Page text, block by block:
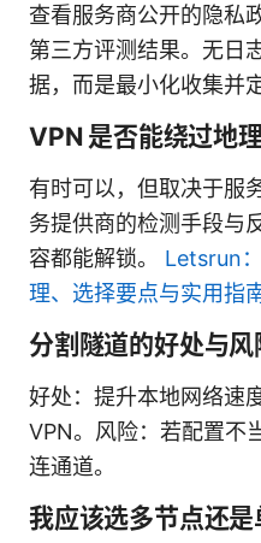
查看服务商公开的隐私
第三方评测结果。无日
据，而是最小化收集并
VPN 是否能绕过地理
有时可以，但取决于服
务提供商的检测手段与
容都能解锁。 Letsrun
理、选择要点与实用指
分割隧道的好处与风
好处：提升本地网络速
VPN。风险：若配置不
连通道。
我应该选多节点还是